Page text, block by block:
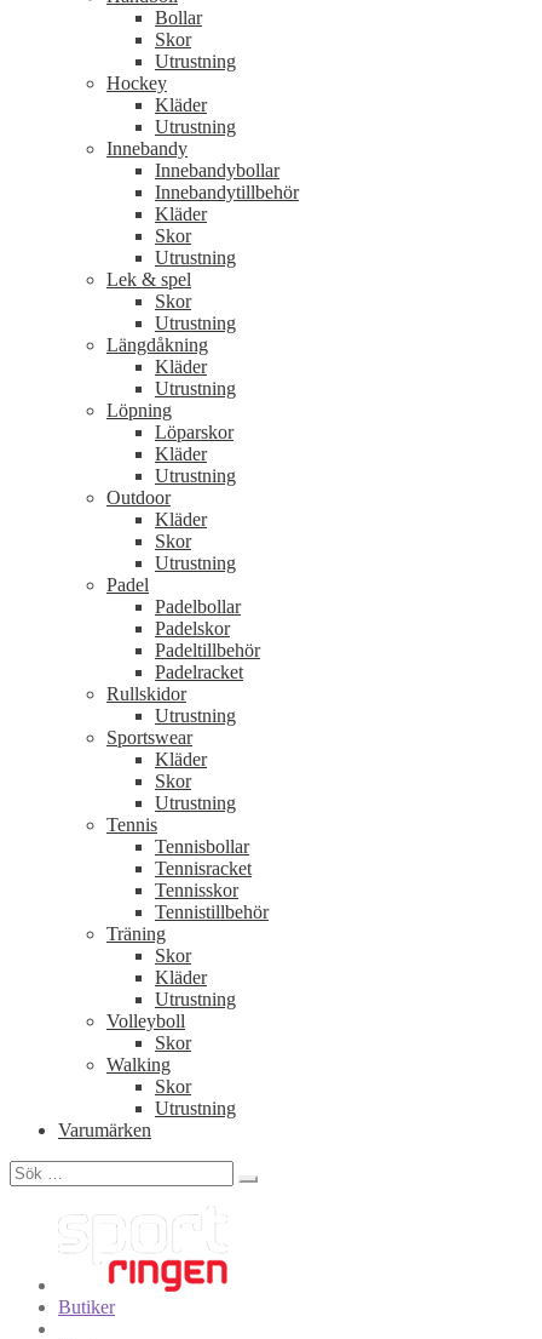
Bollar
Skor
Utrustning
Hockey
Kläder
Utrustning
Innebandy
Innebandybollar
Innebandytillbehör
Kläder
Skor
Utrustning
Lek & spel
Skor
Utrustning
Längdåkning
Kläder
Utrustning
Löpning
Löparskor
Kläder
Utrustning
Outdoor
Kläder
Skor
Utrustning
Padel
Padelbollar
Padelskor
Padeltillbehör
Padelracket
Rullskidor
Utrustning
Sportswear
Kläder
Skor
Utrustning
Tennis
Tennisbollar
Tennisracket
Tennisskor
Tennistillbehör
Träning
Skor
Kläder
Utrustning
Volleyboll
Skor
Walking
Skor
Utrustning
Varumärken
Sök
efter:
Butiker